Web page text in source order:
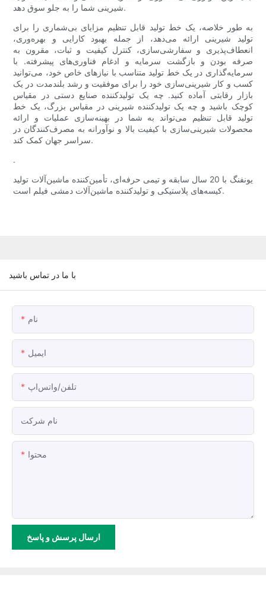
شیرینی شما را به جلو سوق دهد.
به طور خلاصه، یک خط تولید قابل تنظیم مزایای بی‌شماری را برای
تولید شیرینی ارائه می‌دهد، از جمله بهبود کارایی و بهره‌وری،
انعطاف‌پذیری و سفارشی‌سازی، کنترل کیفیت و ثبات، مقرون به
صرفه بودن و بازگشت سرمایه و ادغام فناوری‌های پیشرفته. با
سرمایه‌گذاری در یک خط تولید متناسب با نیازهای خاص خود، می‌توانید
کسب و کار شیرینی‌سازی خود را برای موفقیت و رشد بلندمدت در یک
بازار رقابتی آماده کنید. چه یک تولیدکننده صنایع دستی در مقیاس
کوچک باشید و چه یک تولیدکننده شیرینی در مقیاس بزرگ، یک خط
تولید قابل تنظیم می‌تواند به شما در بهینه‌سازی عملیات و ارائه
محصولات شیرینی‌سازی با کیفیت بالا و نوآورانه به مصرف‌کنندگان در
سراسر جهان کمک کند.
.
یونفنگ با 20 سال سابقه و تیمی حرفه‌ای، تأمین‌کننده ماشین‌آلات تولید
کیسه‌های پلاستیکی و تولیدکننده ماشین‌آلات دمشی فیلم است.
با ما در تماس باشید
نام
ایمیل
تلفن/واتس‌اپ
نام شرکت
محتوا
ارسال پرسش و پاسخ